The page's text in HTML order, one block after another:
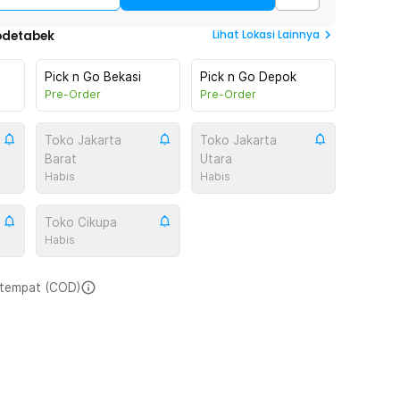
Lihat Lokasi Lainnya
Pick n Go Bekasi
Pre-Order
Pick n Go Depok
Pre-Order
Toko Jakarta
Barat
Habis
Toko Jakarta
Utara
Habis
Toko Cikupa
Habis
(COD)